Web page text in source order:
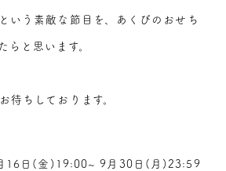
いう素敵な節目を、あくびのおせち
らと思います。
待ちしております。
16日(金)19:00~ 9月30日(月)23:59